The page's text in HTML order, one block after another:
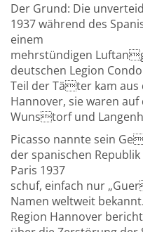
Der Grund: Die
1937 während des
einem
mehrstündigen
deutschen Legion
Teil der Täter kam aus
Hannover, sie waren
Wunstorf und
Picasso nannte sein
der spanischen
Paris 1937
schuf, einfach nur
Namen weltweit
Region Hannover